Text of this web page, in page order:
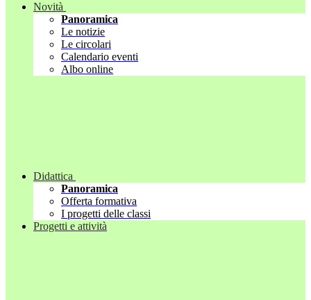
Novità
Panoramica
Le notizie
Le circolari
Calendario eventi
Albo online
Didattica
Panoramica
Offerta formativa
I progetti delle classi
Progetti e attività